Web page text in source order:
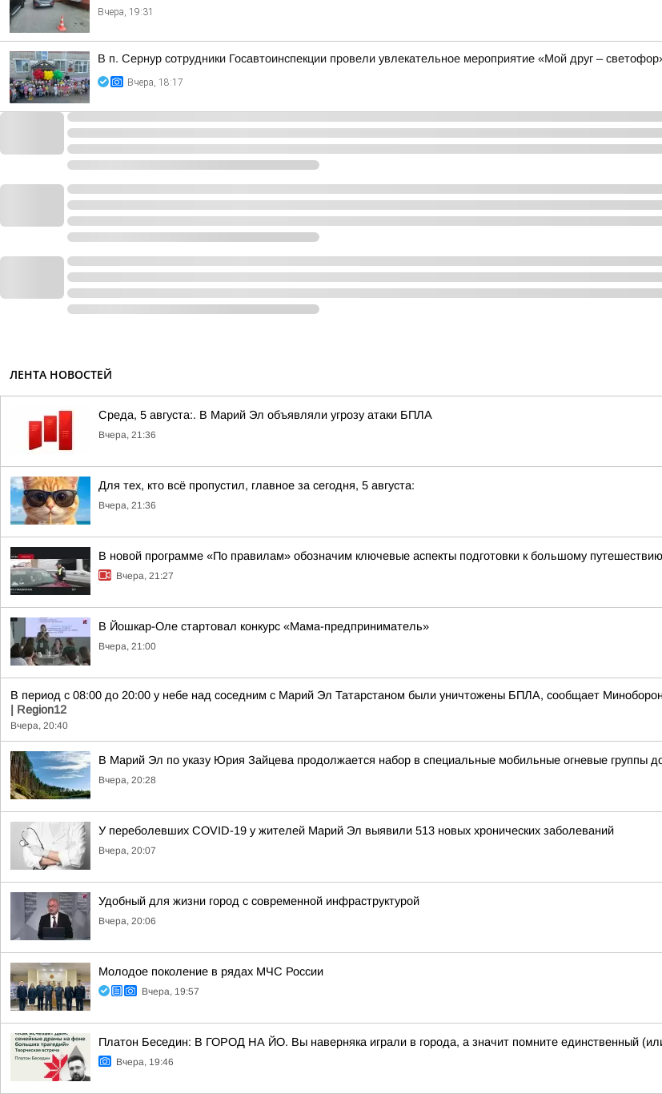
Вчера, 19:31
В п. Сернур сотрудники Госавтоинспекции провели увлекательное мероприятие «Мой друг –
Вчера, 18:17
ЛЕНТА НОВОСТЕЙ
Среда, 5 августа:. В Марий Эл объявляли угрозу атаки БПЛА
Вчера, 21:36
Для тех, кто всё пропустил, главное за сегодня, 5 августа:
Вчера, 21:36
В новой программе «По правилам» обозначим ключевые аспекты подготовки к большому
Вчера, 21:27
В Йошкар-Оле стартовал конкурс «Мама-предприниматель»
Вчера, 21:00
В период с 08:00 до 20:00 у небе над соседним с Марий Эл Татарстаном были уничтожены БПЛА, сообщает
| Region12
Вчера, 20:40
В Марий Эл по указу Юрия Зайцева продолжается набор в специальные мобильные огневые группы
Вчера, 20:28
У переболевших COVID-19 у жителей Марий Эл выявили 513 новых хронических заболеваний
Вчера, 20:07
Удобный для жизни город с современной инфраструктурой
Вчера, 20:06
Молодое поколение в рядах МЧС России
Вчера, 19:57
Платон Беседин: В ГОРОД НА ЙО. Вы наверняка играли в города, а значит помните единственный
Вчера, 19:46